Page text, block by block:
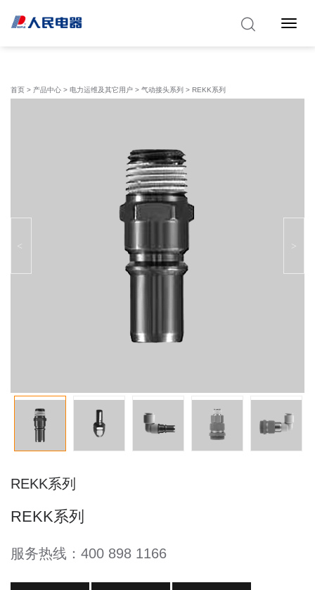
Toggle
首页 > 产品中心 > 电力运维及其它用户 > 气动接头系列 > REKK系列
REKK系列
REKK系列
服务热线：400 898 1166